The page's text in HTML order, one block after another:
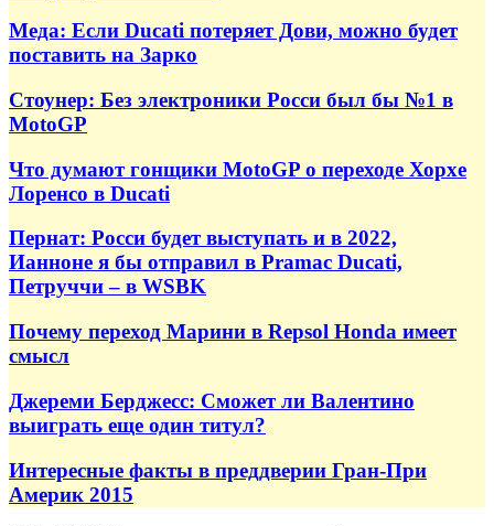
Меда: Если Ducati потеряет Дови, можно будет
поставить на Зарко
Стоунер: Без электроники Росси был бы №1 в
MotoGP
Что думают гонщики MotoGP о переходе Хорхе
Лоренсо в Ducati
Пернат: Росси будет выступать и в 2022,
Ианноне я бы отправил в Pramac Ducati,
Петруччи – в WSBK
Почему переход Марини в Repsol Honda имеет
смысл
Джереми Берджесс: Сможет ли Валентино
выиграть еще один титул?
Интересные факты в преддверии Гран-При
Америк 2015